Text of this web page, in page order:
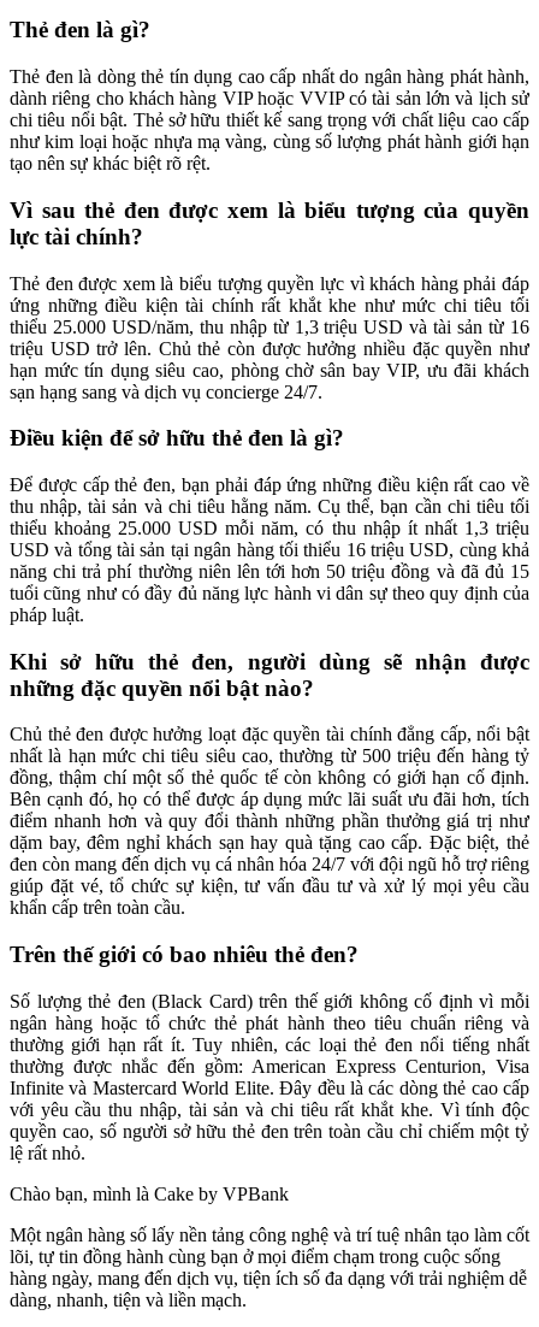
Thẻ đen là gì?
Thẻ đen là dòng thẻ tín dụng cao cấp nhất do ngân hàng phát hành,
dành riêng cho khách hàng VIP hoặc VVIP có tài sản lớn và lịch sử
chi tiêu nổi bật. Thẻ sở hữu thiết kế sang trọng với chất liệu cao cấp
như kim loại hoặc nhựa mạ vàng, cùng số lượng phát hành giới hạn
tạo nên sự khác biệt rõ rệt.
Vì sau thẻ đen được xem là biểu tượng của quyền
lực tài chính?
Thẻ đen được xem là biểu tượng quyền lực vì khách hàng phải đáp
ứng những điều kiện tài chính rất khắt khe như mức chi tiêu tối
thiểu 25.000 USD/năm, thu nhập từ 1,3 triệu USD và tài sản từ 16
triệu USD trở lên. Chủ thẻ còn được hưởng nhiều đặc quyền như
hạn mức tín dụng siêu cao, phòng chờ sân bay VIP, ưu đãi khách
sạn hạng sang và dịch vụ concierge 24/7.
Điều kiện để sở hữu thẻ đen là gì?
Để được cấp thẻ đen, bạn phải đáp ứng những điều kiện rất cao về
thu nhập, tài sản và chi tiêu hằng năm. Cụ thể, bạn cần chi tiêu tối
thiểu khoảng 25.000 USD mỗi năm, có thu nhập ít nhất 1,3 triệu
USD và tổng tài sản tại ngân hàng tối thiểu 16 triệu USD, cùng khả
năng chi trả phí thường niên lên tới hơn 50 triệu đồng và đã đủ 15
tuổi cũng như có đầy đủ năng lực hành vi dân sự theo quy định của
pháp luật.
Khi sở hữu thẻ đen, người dùng sẽ nhận được
những đặc quyền nổi bật nào?
Chủ thẻ đen được hưởng loạt đặc quyền tài chính đẳng cấp, nổi bật
nhất là hạn mức chi tiêu siêu cao, thường từ 500 triệu đến hàng tỷ
đồng, thậm chí một số thẻ quốc tế còn không có giới hạn cố định.
Bên cạnh đó, họ có thể được áp dụng mức lãi suất ưu đãi hơn, tích
điểm nhanh hơn và quy đổi thành những phần thưởng giá trị như
dặm bay, đêm nghỉ khách sạn hay quà tặng cao cấp. Đặc biệt, thẻ
đen còn mang đến dịch vụ cá nhân hóa 24/7 với đội ngũ hỗ trợ riêng
giúp đặt vé, tổ chức sự kiện, tư vấn đầu tư và xử lý mọi yêu cầu
khẩn cấp trên toàn cầu.
Trên thế giới có bao nhiêu thẻ đen?
Số lượng thẻ đen (Black Card) trên thế giới không cố định vì mỗi
ngân hàng hoặc tổ chức thẻ phát hành theo tiêu chuẩn riêng và
thường giới hạn rất ít. Tuy nhiên, các loại thẻ đen nổi tiếng nhất
thường được nhắc đến gồm: American Express Centurion, Visa
Infinite và Mastercard World Elite. Đây đều là các dòng thẻ cao cấp
với yêu cầu thu nhập, tài sản và chi tiêu rất khắt khe. Vì tính độc
quyền cao, số người sở hữu thẻ đen trên toàn cầu chỉ chiếm một tỷ
lệ rất nhỏ.
Chào bạn, mình là Cake by VPBank
Một ngân hàng số lấy nền tảng công nghệ và trí tuệ nhân tạo làm cốt
lõi, tự tin đồng hành cùng bạn ở mọi điểm chạm trong cuộc sống
hàng ngày, mang đến dịch vụ, tiện ích số đa dạng với trải nghiệm dễ
dàng, nhanh, tiện và liền mạch.